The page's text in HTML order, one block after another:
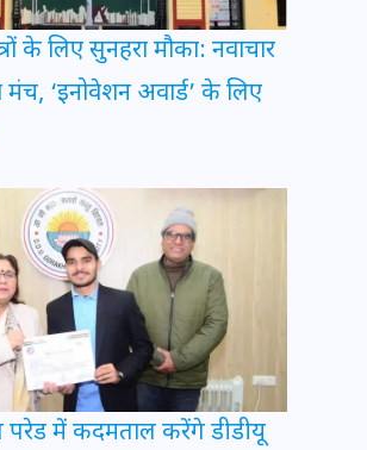
के लिए सुनहरा मौका: नवाचार
मंच, ‘इनोवेशन अवार्ड’ के लिए
परेड में कदमताल करेंगे डीडीयू